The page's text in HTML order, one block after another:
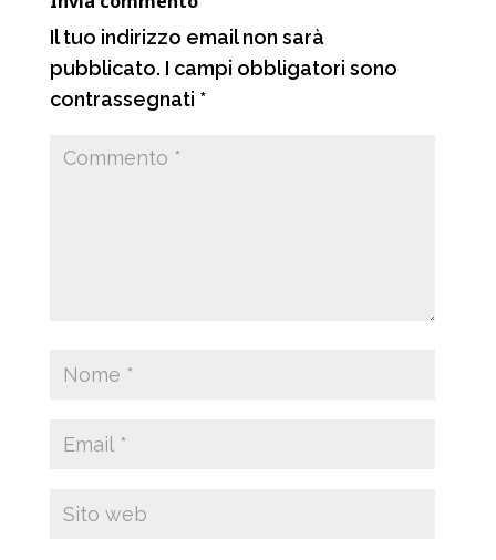
Il tuo indirizzo email non sarà
pubblicato. I campi obbligatori sono
contrassegnati *